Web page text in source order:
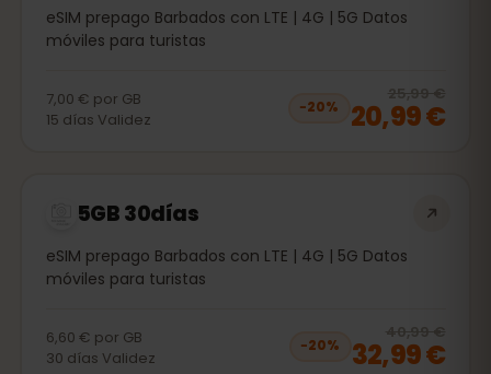
eSIM prepago Barbados con LTE | 4G | 5G Datos
móviles para turistas
7,00 € por GB
15 días Validez
−20%
25,99 €
20,99 €
5GB 30días
eSIM prepago Barbados con LTE | 4G | 5G Datos
móviles para turistas
6,60 € por GB
30 días Validez
−20%
40,99 €
32,99 €